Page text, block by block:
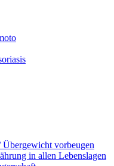
Übergewicht vorbeugen
in allen Lebenslagen